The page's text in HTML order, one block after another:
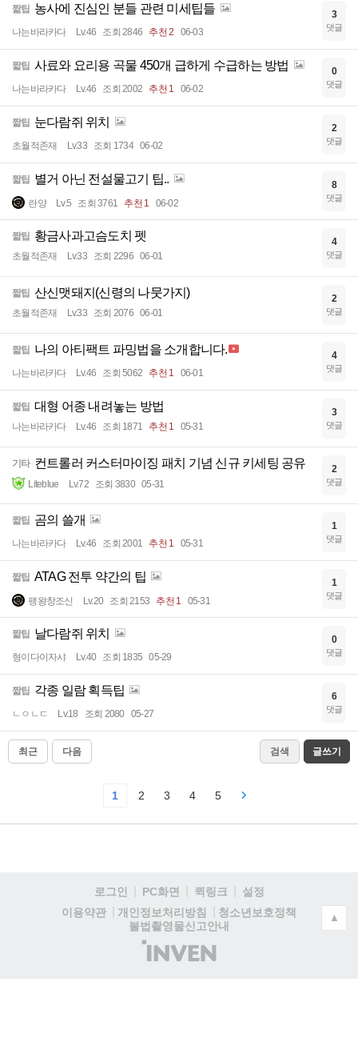
짧팁 농사에 진심인 분들 관련 미세팁들
나는바라카다 Lv.46 조회 2846 추천 2 06-03
3
댓글
짧팁 사료와 요리용 곡물 450개 급하게 수급하는 방법
나는바라카다 Lv.46 조회 2002 추천 1 06-02
0
댓글
짧팁 눈다람쥐 위치
초월적존재 Lv.33 조회 1734 06-02
2
댓글
짧팁 별거 아닌 전설물고기 팁..
란양 Lv.5 조회 3761 추천 1 06-02
8
댓글
짧팁 황금사과고슴도치 펫
초월적존재 Lv.33 조회 2296 06-01
4
댓글
짧팁 산신맷돼지(신령의 나뭇가지)
초월적존재 Lv.33 조회 2076 06-01
2
댓글
짧팁 나의 아티팩트 파밍법을 소개합니다.
나는바라카다 Lv.46 조회 5062 추천 1 06-01
4
댓글
짧팁 대형 어종 내려놓는 방법
나는바라카다 Lv.46 조회 1871 추천 1 05-31
3
댓글
기타 컨트롤러 커스터마이징 패치 기념 신규 키세팅 공유
Liteblue Lv.72 조회 3830 05-31
2
댓글
짧팁 곰의 쓸개
나는바라카다 Lv.46 조회 2001 추천 1 05-31
1
댓글
짧팁 ATAG 전투 약간의 팁
팽왕창조신 Lv.20 조회 2153 추천 1 05-31
1
댓글
짧팁 날다람쥐 위치
형이다이자샤 Lv.40 조회 1835 05-29
0
댓글
짧팁 각종 일람 획득팁
ㄴㅇㄴㄷ Lv.18 조회 2080 05-27
6
댓글
최근 다음 검색 글쓰기
1 2 3 4 5
로그인 PC화면 퀵링크
설정
이용약관
개인정보처리방침
청소년보호정책
불법촬영물신고안내
(주)
인
▲